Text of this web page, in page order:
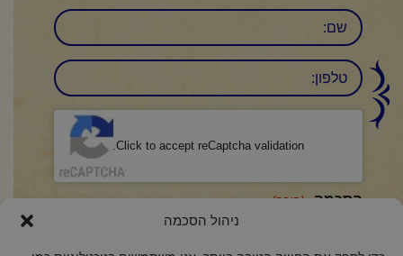
ניהול הסכמה
שם
טלפון:
Click to accept reCaptcha validation.
הסכמה (חובה)
אני מאשר/ת כי קראתי והבנתי את